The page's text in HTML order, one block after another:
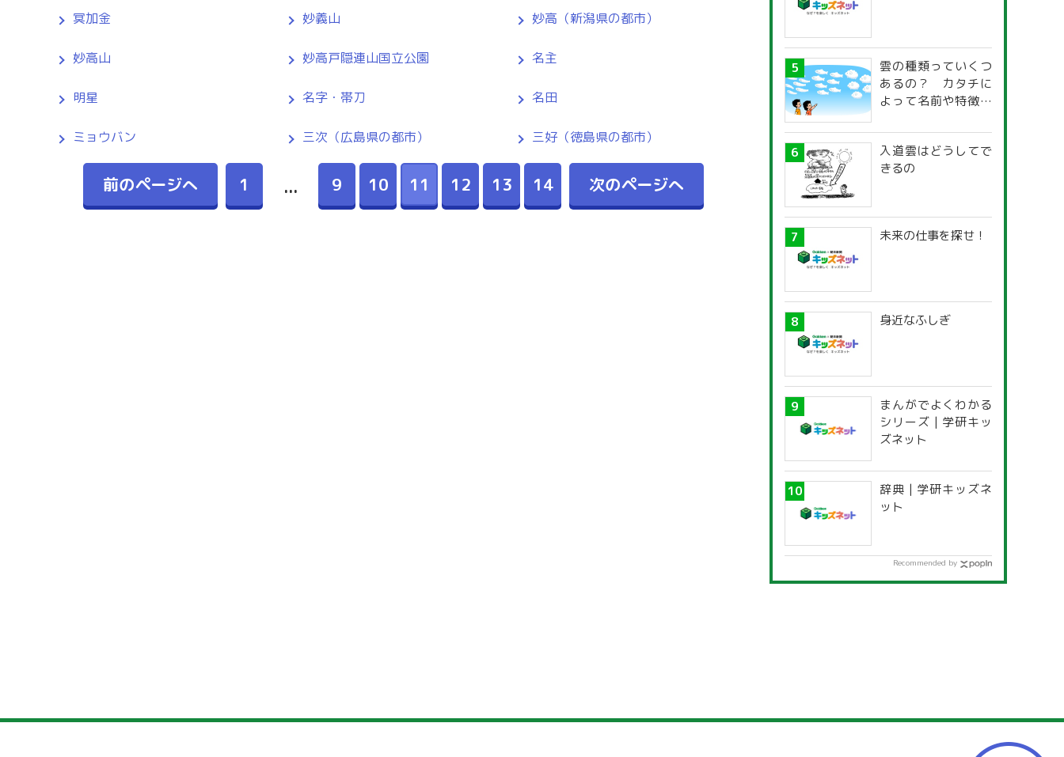
冥加金 妙義山 妙高（新潟県の都市）
妙高山 妙高戸隠連山国立公園 名主
明星 名字・帯刀 名田
ミョウバン 三次（広島県の都市） 三好（徳島県の都市）
前のページへ 1 ... 9 10 11 12 13 14 次のページへ
雲の種類っていくつ
あるの？ カタチに
よって名前や特徴が
入道雲はどうしてで
きるの
未来の仕事を探せ！
身近なふしぎ
まんがでよくわかる
シリーズ | 学研キッ
ズネット
辞典 | 学研キッズネ
ット
Recommended by